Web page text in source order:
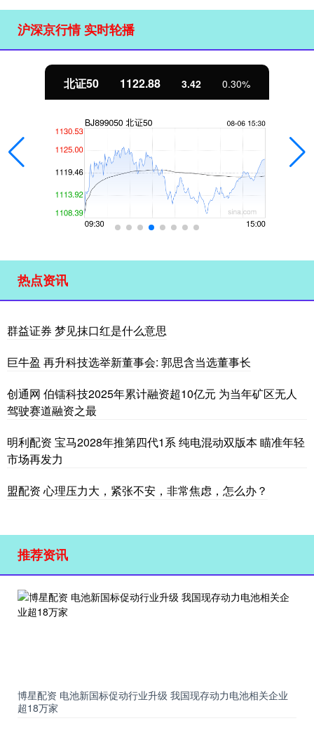
沪深京行情 实时轮播
北证50 1122.88 3.42 0.30%
热点资讯
群益证券 梦见抹口红是什么意思
巨牛盈 再升科技选举新董事会: 郭思含当选董事长
创通网 伯镭科技2025年累计融资超10亿元 为当年矿区无人
驾驶赛道融资之最
明利配资 宝马2028年推第四代1系 纯电混动双版本 瞄准年轻
市场再发力
盟配资 心理压力大，紧张不安，非常焦虑，怎么办？
推荐资讯
博星配资 电池新国标促动行业升级 我国现存动力电池相关企业
超18万家